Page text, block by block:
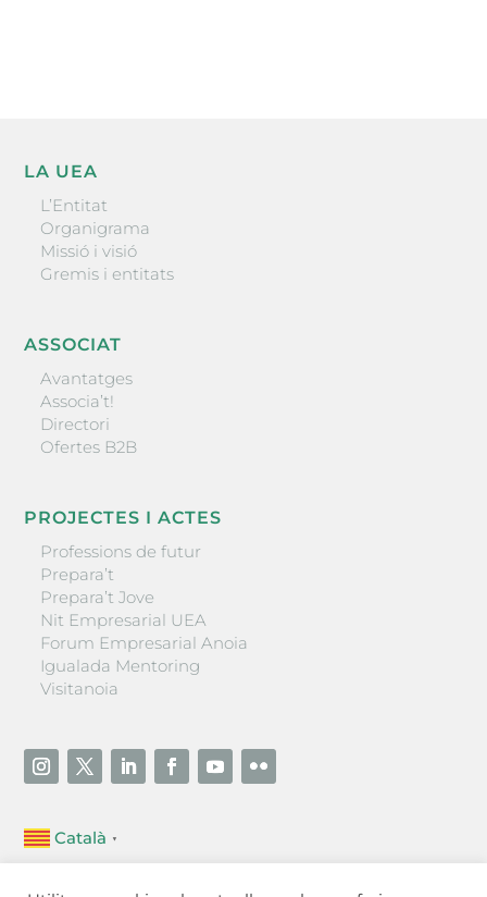
LA UEA
L’Entitat
Organigrama
Missió i visió
Gremis i entitats
ASSOCIAT
Avantatges
Associa’t!
Directori
Ofertes B2B
PROJECTES I ACTES
Professions de futur
Prepara’t
Prepara’t Jove
Nit Empresarial UEA
Forum Empresarial Anoia
Igualada Mentoring
Visitanoia
Català ▼
Unió Empresarial de l’Anoia (UEA)